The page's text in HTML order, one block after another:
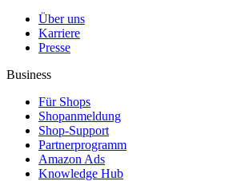
Über uns
Karriere
Presse
Business
Für Shops
Shopanmeldung
Shop-Support
Partnerprogramm
Amazon Ads
Knowledge Hub